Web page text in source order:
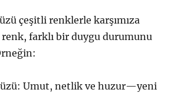
çeşitli renklerle karşımıza
renk, farklı bir duygu durumunu
Umut, netlik ve huzur—yeni